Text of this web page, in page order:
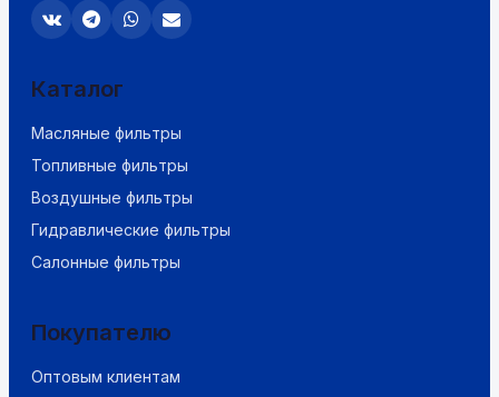
Каталог
Масляные фильтры
Топливные фильтры
Воздушные фильтры
Гидравлические фильтры
Салонные фильтры
Покупателю
Оптовым клиентам